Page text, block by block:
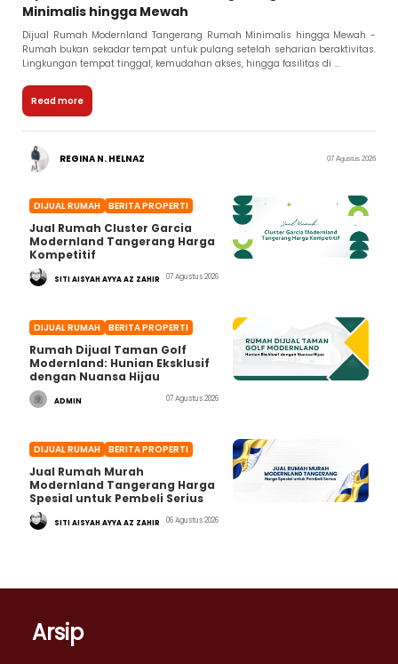
Minimalis hingga Mewah
Dijual Rumah Modernland Tangerang Rumah Minimalis hingga Mewah -
Rumah bukan sekadar tempat untuk pulang setelah seharian beraktivitas.
Lingkungan tempat tinggal, kemudahan akses, hingga fasilitas di ...
Read more
REGINA N. HELNAZ 07 Agustus 2026
DIJUAL RUMAH BERITA PROPERTI
Jual Rumah Cluster Garcia
Modernland Tangerang Harga
Kompetitif
SITI AISYAH AYYA AZ ZAHIR 07 Agustus 2026
DIJUAL RUMAH BERITA PROPERTI
Rumah Dijual Taman Golf
Modernland: Hunian Eksklusif
dengan Nuansa Hijau
ADMIN 07 Agustus 2026
DIJUAL RUMAH BERITA PROPERTI
Jual Rumah Murah
Modernland Tangerang Harga
Spesial untuk Pembeli Serius
SITI AISYAH AYYA AZ ZAHIR 06 Agustus 2026
Arsip